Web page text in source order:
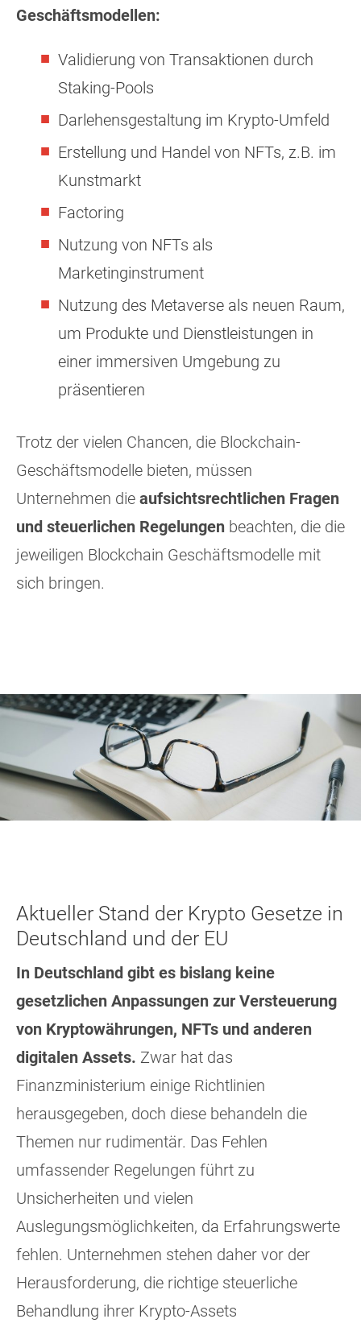
Geschäftsmodellen:
Validierung von Transaktionen durch
Staking-Pools
Darlehensgestaltung im Krypto-Umfeld
Erstellung und Handel von NFTs, z.B. im
Kunstmarkt
Factoring
Nutzung von NFTs als
Marketinginstrument
Nutzung des Metaverse als neuen Raum,
um Produkte und Dienstleistungen in
einer immersiven Umgebung zu
präsentieren
Trotz der vielen Chancen, die Blockchain-
Geschäftsmodelle bieten, müssen
Unternehmen die aufsichtsrechtlichen Fragen
und steuerlichen Regelungen beachten, die die
jeweiligen Blockchain Geschäftsmodelle mit
sich bringen.
Aktueller Stand der Krypto Gesetze in
Deutschland und der EU
In Deutschland gibt es bislang keine
gesetzlichen Anpassungen zur Versteuerung
von Kryptowährungen, NFTs und anderen
digitalen Assets. Zwar hat das
Finanzministerium einige Richtlinien
herausgegeben, doch diese behandeln die
Themen nur rudimentär. Das Fehlen
umfassender Regelungen führt zu
Unsicherheiten und vielen
Auslegungsmöglichkeiten, da Erfahrungswerte
fehlen. Unternehmen stehen daher vor der
Herausforderung, die richtige steuerliche
Behandlung ihrer Krypto-Assets